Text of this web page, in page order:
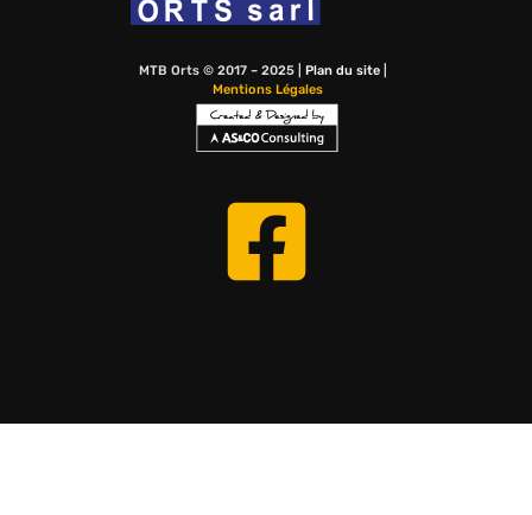
MTB Orts © 2017 – 2025 | Plan du site|
Mentions Légales